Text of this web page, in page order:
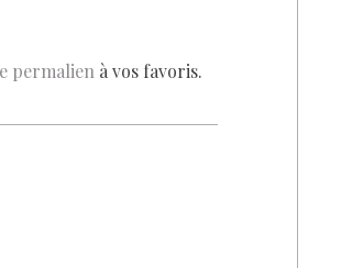
permalien à vos favoris.